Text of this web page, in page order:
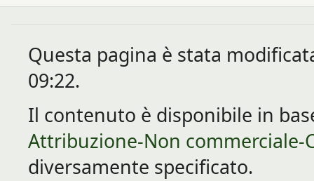
Questa pagina è stata
09:22.
Il contenuto è disponibile in
Attribuzione-Non commerciale-
diversamente specificato.